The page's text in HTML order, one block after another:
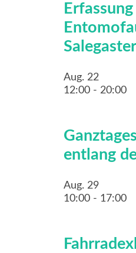
Aug. 22
12:00 - 20:00
entlang
Aug. 29
10:00 - 17:00